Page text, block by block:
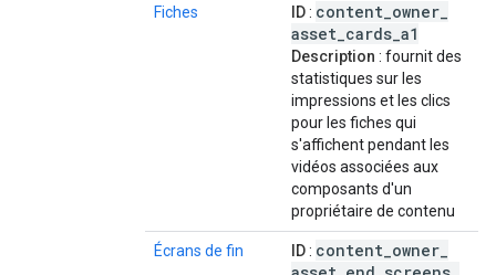
Fiches ID: content owner
asset cards a1
Description : fournit des
statistiques sur les
impressions et les clics
pour les fiches qui
s'affichent pendant les
vidéos associées aux
composants d'un
propriétaire de contenu
Écrans de fin ID: content owner